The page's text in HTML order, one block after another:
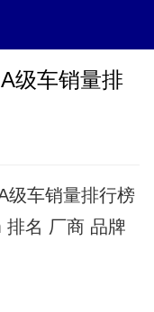
级车销量排
级车销量排行榜
排名 厂商 品牌